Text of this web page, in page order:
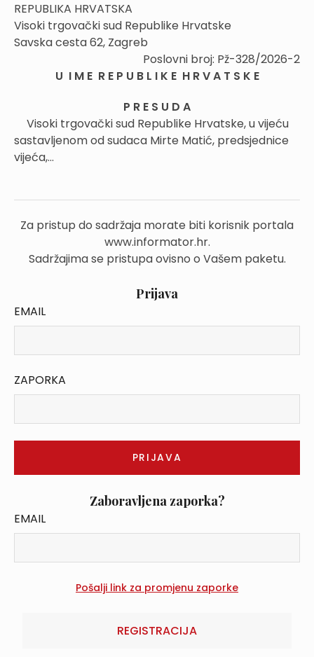
REPUBLIKA HRVATSKA
Visoki trgovački sud Republike Hrvatske
Savska cesta 62, Zagreb
Poslovni broj: Pž-328/2026-2
U I M E R E P U B L I K E H R V A T S K E
P R E S U D A
Visoki trgovački sud Republike Hrvatske, u vijeću
sastavljenom od sudaca Mirte Matić, predsjednice
vijeća,...
Za pristup do sadržaja morate biti korisnik portala
www.informator.hr.
Sadržajima se pristupa ovisno o Vašem paketu.
Prijava
EMAIL
ZAPORKA
Zaboravljena zaporka?
EMAIL
REGISTRACIJA